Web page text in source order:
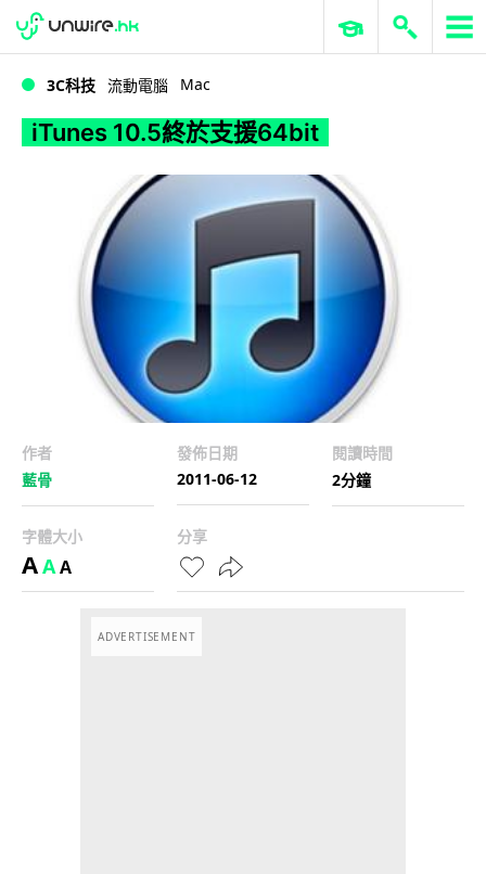
iTunes 10.5終於支援64bit
WWDC 2026 ERP 與商業 AI
3C科技 流動電腦 Mac
iTunes 10.5終於支援64bit
作者
藍骨
發佈日期
2011-06-12
閱讀時間
2分鐘
字體大小
AAA
分享
ADVERTISEMENT